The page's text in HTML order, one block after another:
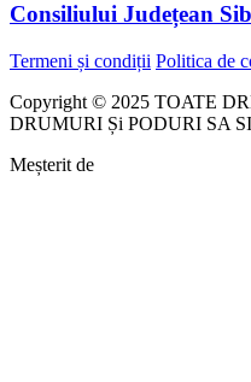
Consiliului Județean
Termeni și condiții Politica de
Copyright © 2025 TOATE
DRUMURI Și PODURI SA
Meșterit de